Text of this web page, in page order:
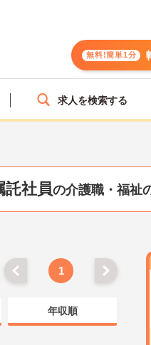
無料!簡単1分
求人を検索する
託社員の介護職・福祉
1
年収順